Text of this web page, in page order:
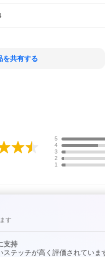
を共有する
5
4
3
2
1
す
支持
ステッチが高く評価されてい